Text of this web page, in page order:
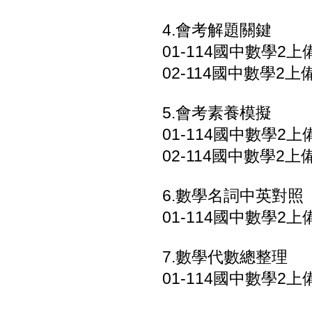
4.會考解題關鍵
01-114國中數學2上
02-114國中數學2上
5.會考素養模擬
01-114國中數學2上
02-114國中數學2上
6.數學名詞中英對照
01-114國中數學2上
7.數學代數總整理
01-114國中數學2上